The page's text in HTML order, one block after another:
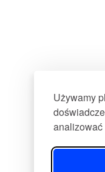
Używamy
analizować